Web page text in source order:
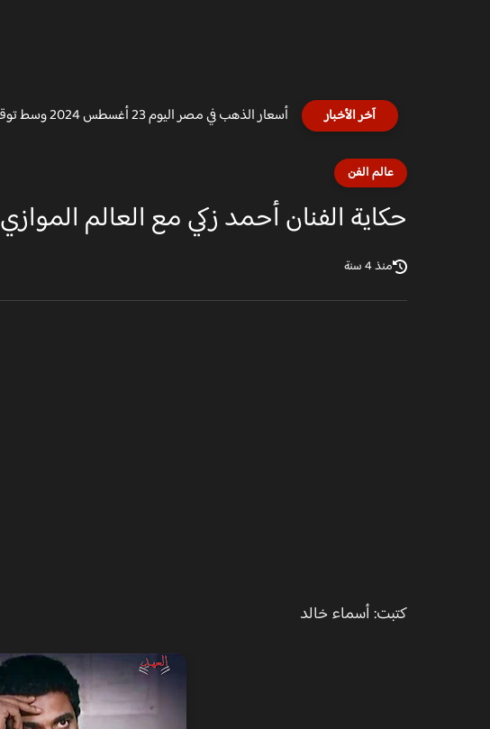
آخر الأخبار أسعار الذهب في مصر اليوم 23 أغسطس 2024 وسط توقعات...
عالم الفن
حكاية الفنان أحمد زكي مع العالم الموازي
منذ 4 سنة
كتبت: أسماء خالد